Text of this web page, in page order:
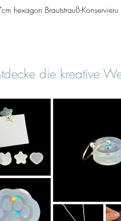
Vista
hexagon Brautstrauß-Konservieru
die kreative